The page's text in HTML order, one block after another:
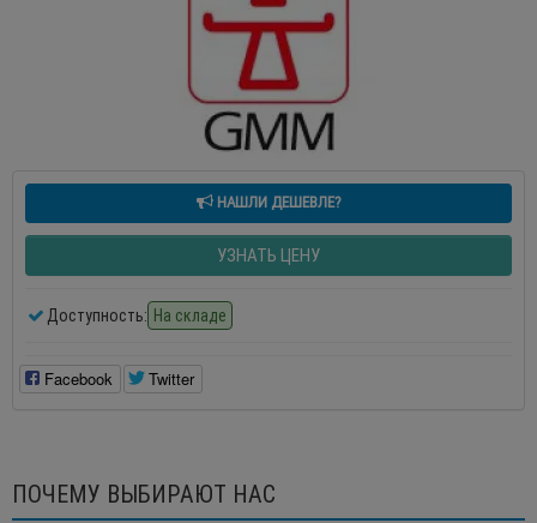
НАШЛИ ДЕШЕВЛЕ?
УЗНАТЬ ЦЕНУ
Доступность: На складе
Facebook Twitter
ПОЧЕМУ ВЫБИРАЮТ НАС